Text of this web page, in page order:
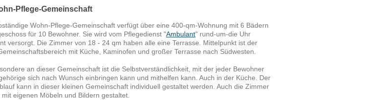
Pflege-Gemeinschaft
Wohn-Pflege-Gemeinschaft verfügt über eine 400-qm-Wohnung mit 6 Bädern
für 10 Bewohner. Sie wird vom Pflegedienst "Ambulant" rund-um-die Uhr
versorgt. Die Zimmer von 18 - 24 qm haben alle eine Terrasse. Mittelpunkt ist der
mit Küche, Kaminofen und großer Terrasse nach Südwesten.
an dieser Gemeinschaft ist die Selbstverständlichkeit, mit der jeder Bewohner
sich nach Wunsch einbringen kann und mithelfen kann. Auch in der Küche. Der
kann in dieser kleinen Gemeinschaft individuell gestaltet werden. Auch die Zimmer
mit eigenen Möbeln und Bildern gestaltet.